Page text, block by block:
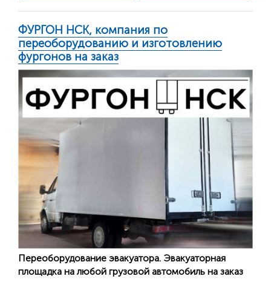
ФУРГОН НСК, компания по
переоборудованию и изготовлению
фургонов на заказ
Переоборудование эвакуатора. Эвакуаторная
площадка на любой грузовой автомобиль на заказ